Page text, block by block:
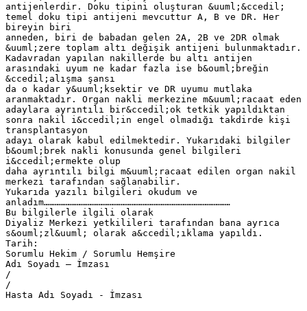
antijenlerdir. Doku tipini oluşturan &uuml;&ccedil;
temel doku tipi antijeni mevcuttur A, B ve DR. Her
bireyin biri
anneden, biri de babadan gelen 2A, 2B ve 2DR olmak
&uuml;zere toplam altı değişik antijeni bulunmaktadır.
Kadavradan yapılan nakillerde bu altı antijen
arasındaki uyum ne kadar fazla ise b&ouml;breğin
&ccedil;alışma şansı
da o kadar y&uuml;ksektir ve DR uyumu mutlaka
aranmaktadır. Organ nakli merkezine m&uuml;racaat eden
adaylara ayrıntılı bir&ccedil;ok tetkik yapıldıktan
sonra nakil i&ccedil;in engel olmadığı takdirde kişi
transplantasyon
adayı olarak kabul edilmektedir. Yukarıdaki bilgiler
b&ouml;brek nakli konusunda genel bilgileri
i&ccedil;ermekte olup
daha ayrıntılı bilgi m&uuml;racaat edilen organ nakil
merkezi tarafından sağlanabilir.
Yukarıda yazılı bilgileri okudum ve
anladım…………………………………………………………………………………………
Bu bilgilerle ilgili olarak
Diyaliz Merkezi yetkilileri tarafından bana ayrıca
s&ouml;zl&uuml; olarak a&ccedil;ıklama yapıldı.
Tarih:
Sorumlu Hekim / Sorumlu Hemşire
Adı Soyadı – İmzası
/
/